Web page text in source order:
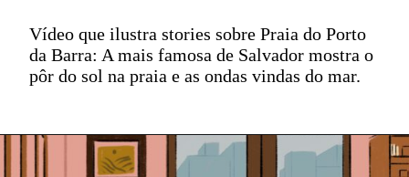
Vídeo que ilustra stories sobre Praia do Porto
da Barra: A mais famosa de Salvador mostra o
pôr do sol na praia e as ondas vindas do mar.